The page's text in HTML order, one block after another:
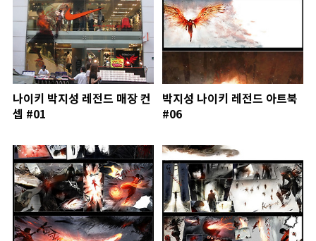
나이키 박지성 레전드 매장 컨
셉 #01
박지성 나이키 레전드 아트북
#06